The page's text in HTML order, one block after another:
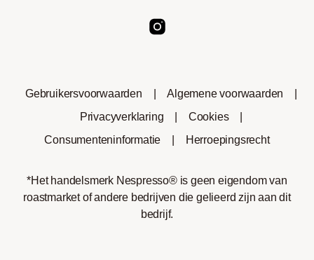
Gebruikersvoorwaarden Algemene voorwaarden
Privacyverklaring
Cookies
Consumenteninformatie
Herroepingsrecht
*Het handelsmerk Nespresso® is geen eigendom van
roastmarket of andere bedrijven die gelieerd zijn aan dit
bedrijf.